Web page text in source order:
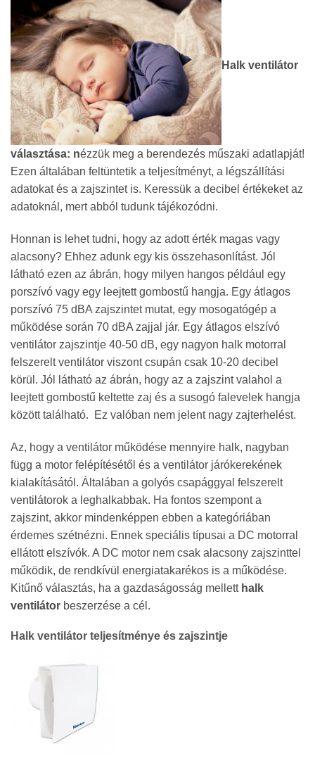
632Ft
Halk ventilátor
választása: nézzük meg a berendezés műszaki adatlapját!
Ezen általában feltüntetik a teljesítményt, a légszállítási
adatokat és a zajszintet is. Keressük a decibel értékeket az
adatoknál, mert abból tudunk tájékozódni.
Honnan is lehet tudni, hogy az adott érték magas vagy
alacsony? Ehhez adunk egy kis összehasonlítást. Jól
látható ezen az ábrán, hogy milyen hangos például egy
porszívó vagy egy leejtett gombostű hangja. Egy átlagos
porszívó 75 dBA zajszintet mutat, egy mosogatógép a
működése során 70 dBA zajjal jár. Egy átlagos elszívó
ventilátor zajszintje 40-50 dB, egy nagyon halk motorral
felszerelt ventilátor viszont csupán csak 10-20 decibel
körül. Jól látható az ábrán, hogy az a zajszint valahol a
leejtett gombostű keltette zaj és a susogó falevelek hangja
között található. Ez valóban nem jelent nagy zajterhelést.
Az, hogy a ventilátor működése mennyire halk, nagyban
függ a motor felépítésétől és a ventilátor járókerekének
kialakításától. Általában a golyós csapággyal felszerelt
ventilátorok a leghalkabbak. Ha fontos szempont a
zajszint, akkor mindenképpen ebben a kategóriában
érdemes szétnézni. Ennek speciális típusai a DC motorral
ellátott elszívók. A DC motor nem csak alacsony zajszinttel
működik, de rendkívül energiatakarékos is a működése.
Kitűnő választás, ha a gazdaságosság mellett halk
ventilátor beszerzése a cél.
Halk ventilátor teljesítménye és zajszintje